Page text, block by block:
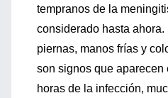
tempranos de la
considerado hasta
piernas, manos frías y
son signos que aparecen
horas de la infección,